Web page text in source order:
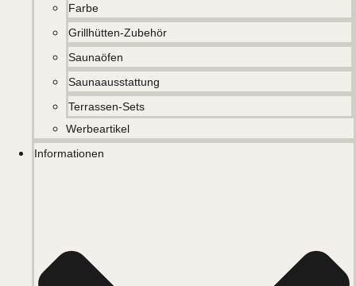
Farbe
Grillhütten-Zubehör
Saunaöfen
Saunaausstattung
Terrassen-Sets
Werbeartikel
Informationen